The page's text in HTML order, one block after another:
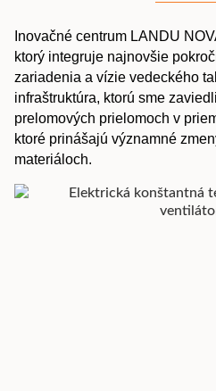
Inovačné centrum LANDU
ktorý integruje najnovšie
zariadenia a vízie vedeckého
infraštruktúra, ktorú sme
prelomových prielomoch v
ktoré prinášajú významné
materiáloch.